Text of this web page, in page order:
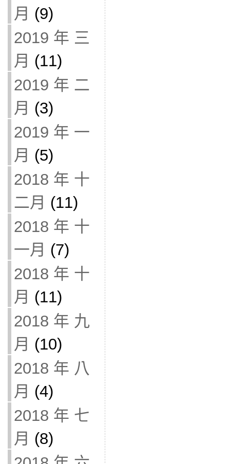
月 (9)
2019 年 三
月 (11)
2019 年 二
月 (3)
2019 年 一
月 (5)
2018 年 十
二月 (11)
2018 年 十
一月 (7)
2018 年 十
月 (11)
2018 年 九
月 (10)
2018 年 八
月 (4)
2018 年 七
月 (8)